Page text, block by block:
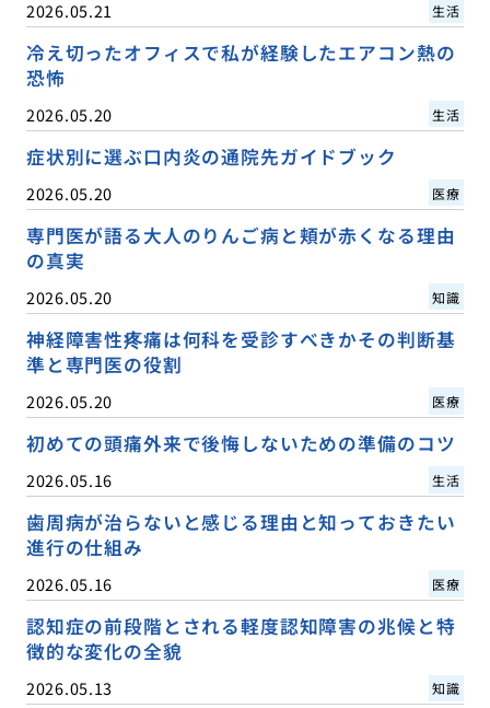
2026.05.21 生活
冷え切ったオフィスで私が経験したエアコン熱の
恐怖
2026.05.20 生活
症状別に選ぶ口内炎の通院先ガイドブック
2026.05.20 医療
専門医が語る大人のりんご病と頬が赤くなる理由
の真実
2026.05.20 知識
神経障害性疼痛は何科を受診すべきかその判断基
準と専門医の役割
2026.05.20 医療
初めての頭痛外来で後悔しないための準備のコツ
2026.05.16 生活
歯周病が治らないと感じる理由と知っておきたい
進行の仕組み
2026.05.16 医療
認知症の前段階とされる軽度認知障害の兆候と特
徴的な変化の全貌
2026.05.13 知識